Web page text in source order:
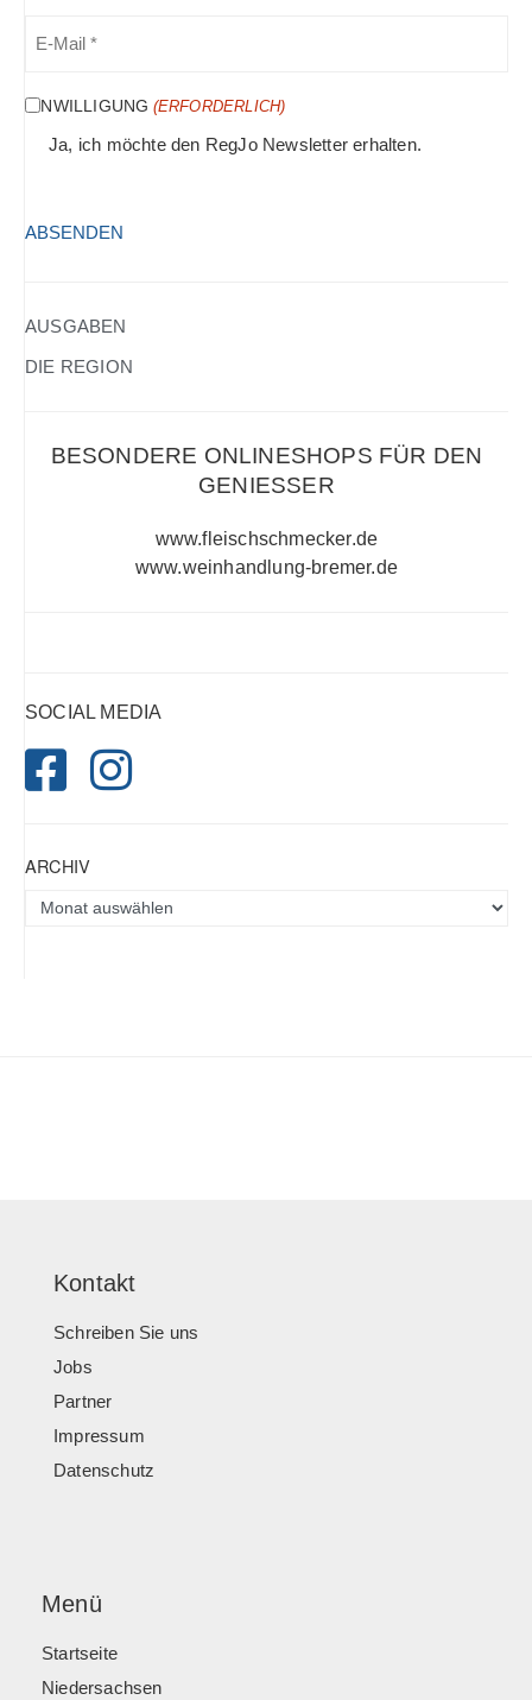
EINWILLIGUNG (ERFORDERLICH)
Ja, ich möchte den RegJo Newsletter erhalten.
(ERFORDERLICH)
AUSGABEN
DIE REGION
BESONDERE ONLINESHOPS FÜR DEN
GENIESSER
www.fleischschmecker.de
www.weinhandlung-bremer.de
SOCIAL MEDIA
ARCHIV
Kontakt
Schreiben Sie uns
Jobs
Partner
Impressum
Datenschutz
Menü
Startseite
Niedersachsen